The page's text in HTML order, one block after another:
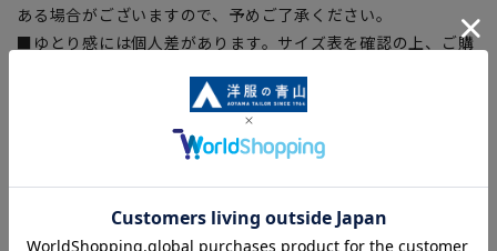
ある場合がございますので、予めご了承ください。
■ゆとり感には個人差があります。サイズ表を確認の上、ご購
■生地や仕様・デザインにより、着用感や実際のサイズ表に若
干の誤差が生じる場合がございます。予めご了承ください。
■サイズスペックは仕上がりサイズを記載しております。一
商品もございます。
■ブラウザやお使いのモニター環境、また撮影時の室内外の光